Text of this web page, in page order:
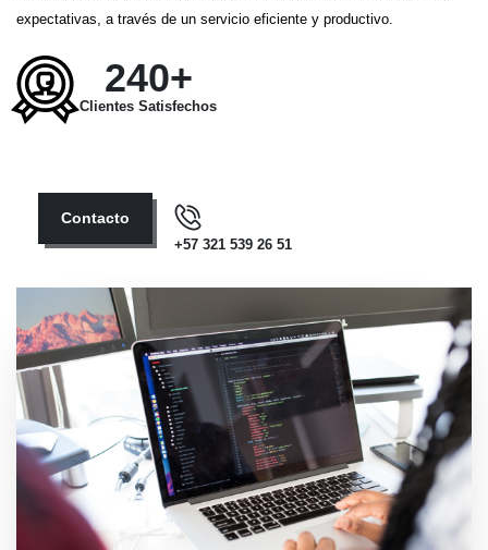
expectativas, a través de un servicio eficiente y productivo.
240+
Clientes Satisfechos
Contacto
+57 321 539 26 51